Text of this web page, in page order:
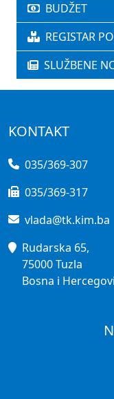
BUDŽET
REGISTAR
SLUŽBENE
KONTAKT
035/369-307
035/369-317
vlada@tk.kim.ba
Rudarska 65,
75000 Tuzla
Bosna i